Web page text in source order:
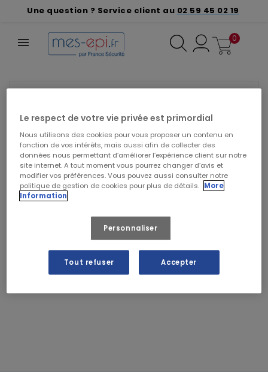
Une question ? Service client au 02 59 45 02 19
0
DÉSAGRÉMENT.
Effectuez une nouvelle recherche
Le respect de votre vie privée est primordial
Nous utilisons des cookies pour vous proposer un contenu en
fonction de vos intérêts, mais aussi afin de collecter des
données nous permettant d’améliorer l’expérience client sur notre
site internet. A tout moment vous pourrez changer d’avis et
modifier vos préférences. Vous pouvez aussi consulter notre
politique de gestion de cookies pour plus de détails. More
Information
Personnaliser
Tout refuser Accepter